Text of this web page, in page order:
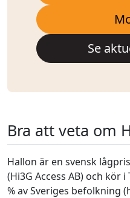
Se
Bra att veta om
Hallon är en svensk
(Hi3G Access AB) och kör
% av Sveriges befolkning